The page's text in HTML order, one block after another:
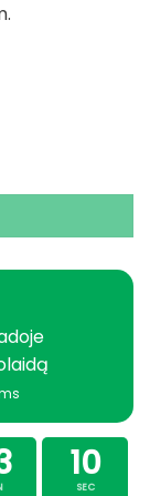
Ešeriams
10
SEC